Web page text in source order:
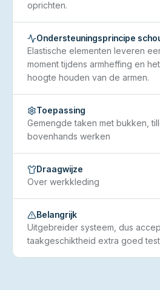
oprichten.
Ondersteuningsprincipe
Elastische elementen leveren
moment tijdens armheffing en
hoogte houden van de armen.
Toepassing
Gemengde taken met bukken,
bovenhands werken
Draagwijze
Over werkkleding
Belangrijk
Uitgebreider systeem, dus
taakgeschiktheid extra goed